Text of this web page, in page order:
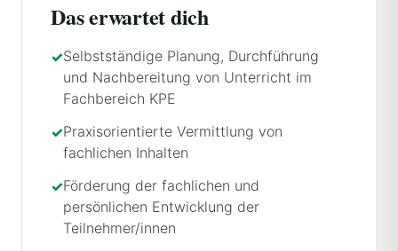
Das erwartet dich
Selbstständige Planung, Durchführung
und Nachbereitung von Unterricht im
Fachbereich KPE
Praxisorientierte Vermittlung von
fachlichen Inhalten
Förderung der fachlichen und
persönlichen Entwicklung der
Teilnehmer/innen